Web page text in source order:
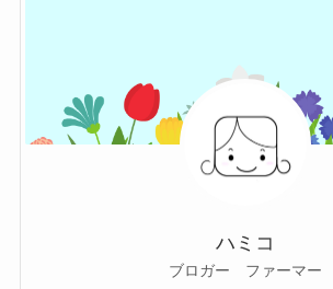
ハミコ
ブロガー ファーマー